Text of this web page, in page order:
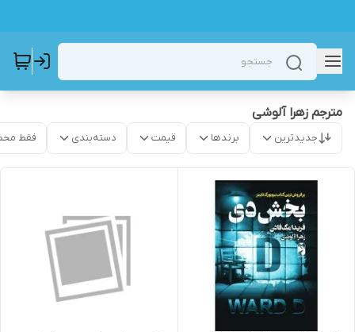
مترجم زهرا آلوشی
جدیدترین برندها قیمت دسته‌بندی فقط